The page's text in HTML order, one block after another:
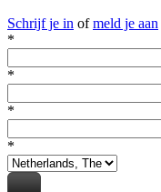
Schrijf je in ofmeld je aan
*
*
*
*